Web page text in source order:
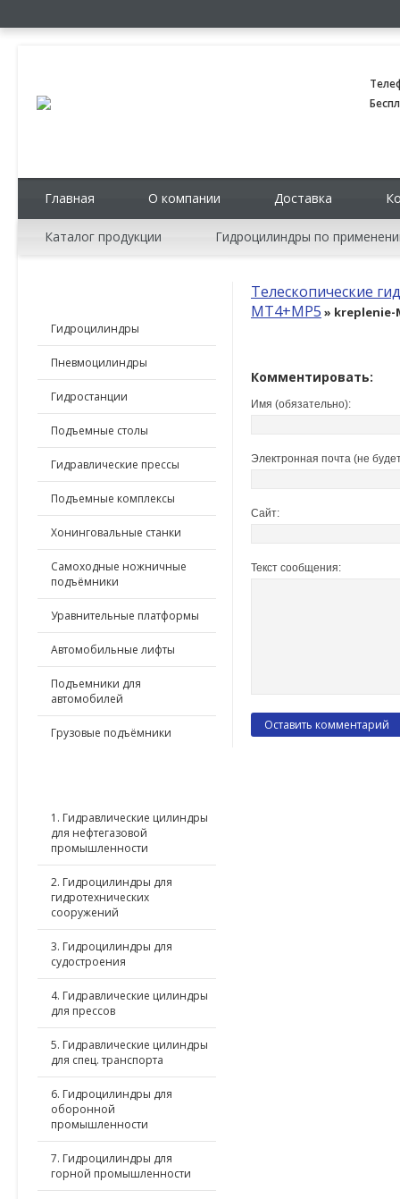
Главная О компании Доставка
Каталог продукции Гидроцилиндры по
Телескопические
MT4+MP5 » kreplenie-
Комментировать:
Имя (обязательно):
Электронная почта (не
Сайт:
Текст сообщения:
Гидроцилиндры
Пневмоцилиндры
Гидростанции
Подъемные столы
Гидравлические прессы
Подъемные комплексы
Хонинговальные станки
Самоходные ножничные
подъёмники
Уравнительные платформы
Автомобильные лифты
Подъемники для
автомобилей
Грузовые подъёмники
1. Гидравлические цилиндры
для нефтегазовой
промышленности
2. Гидроцилиндры для
гидротехнических
сооружений
3. Гидроцилиндры для
судостроения
4. Гидравлические цилиндры
для прессов
5. Гидравлические цилиндры
для спец. транспорта
6. Гидроцилиндры для
оборонной
промышленности
7. Гидроцилиндры для
горной промышленности